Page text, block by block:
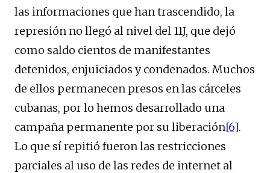
las informaciones que han trascendido, la
represión no llegó al nivel del 11J, que dejó
como saldo cientos de manifestantes
detenidos, enjuiciados y condenados. Muchos
de ellos permanecen presos en las cárceles
cubanas, por lo hemos desarrollado una
campaña permanente por su liberación[6].
Lo que sí repitió fueron las restricciones
parciales al uso de las redes de internet al